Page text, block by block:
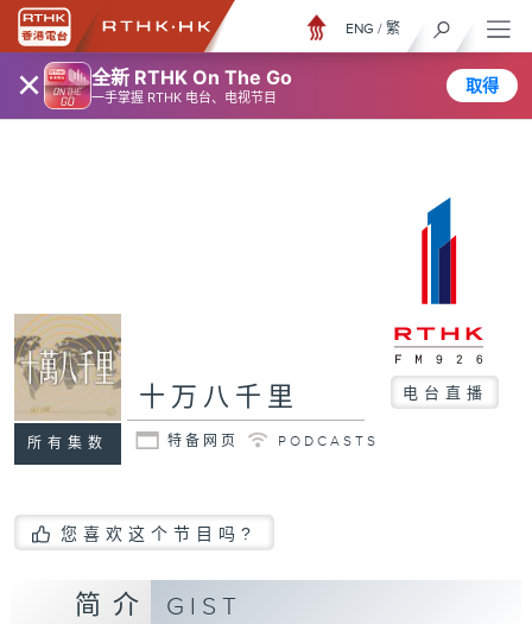
× 全新 RTHK On The Go
一手掌握 RTHK 电台、电视节目
取得
ENG / 繁
所有集数
十万八千里 电台直播
特备网页 PODCASTS
您喜欢这个节目吗?
简介 GIST